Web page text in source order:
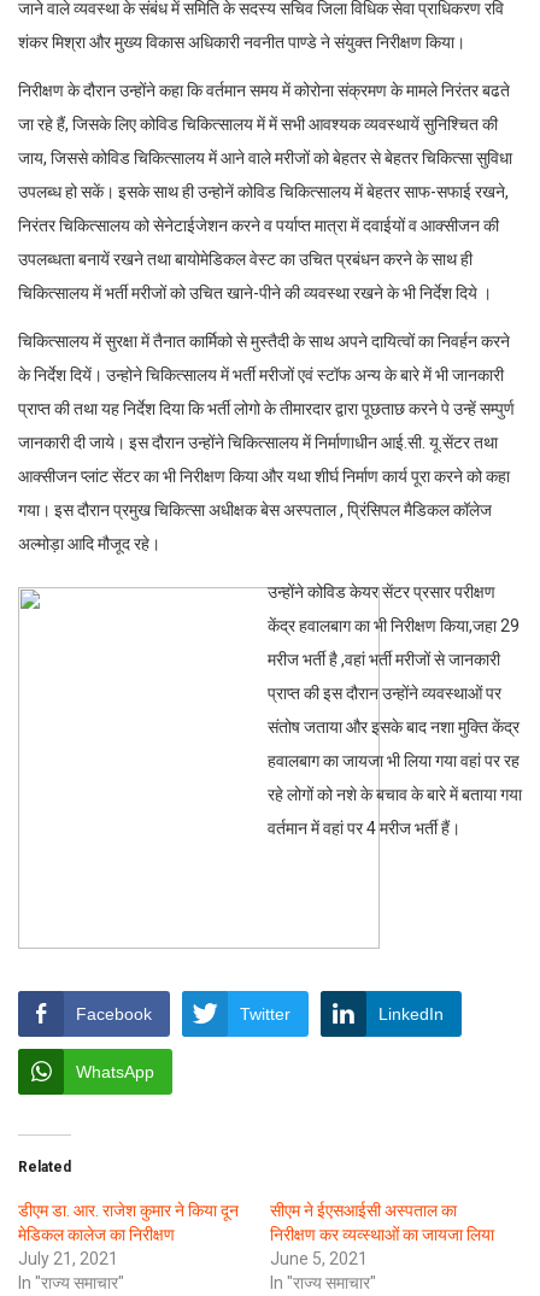
जाने वाले व्यवस्था के संबंध में समिति के सदस्य सचिव जिला विधिक सेवा प्राधिकरण रवि
शंकर मिश्रा और मुख्य विकास अधिकारी नवनीत पाण्डे ने संयुक्त निरीक्षण किया।
निरीक्षण के दौरान उन्होंने कहा कि वर्तमान समय में कोरोना संक्रमण के मामले निरंतर बढते
जा रहे हैं, जिसके लिए कोविड चिकित्सालय में में सभी आवश्यक व्यवस्थायें सुनिश्चित की
जाय, जिससे कोविड चिकित्सालय में आने वाले मरीजों को बेहतर से बेहतर चिकित्सा सुविधा
उपलब्ध हो सकें। इसके साथ ही उन्होनें कोविड चिकित्सालय में बेहतर साफ-सफाई रखने,
निरंतर चिकित्सालय को सेनेटाईजेशन करने व पर्याप्त मात्रा में दवाईयों व आक्सीजन की
उपलब्धता बनायें रखने तथा बायोमेडिकल वेस्ट का उचित प्रबंधन करने के साथ ही
चिकित्सालय में भर्ती मरीजों को उचित खाने-पीने की व्यवस्था रखने के भी निर्देश दिये ।
चिकित्सालय में सुरक्षा में तैनात कार्मिको से मुस्तैदी के साथ अपने दायित्वों का निवर्हन करने
के निर्देश दियें। उन्होने चिकित्सालय में भर्ती मरीजों एवं स्टॉफ अन्य के बारे में भी जानकारी
प्राप्त की तथा यह निर्देश दिया कि भर्ती लोगो के तीमारदार द्वारा पूछताछ करने पे उन्हें सम्पुर्ण
जानकारी दी जाये। इस दौरान उन्होंने चिकित्सालय में निर्माणाधीन आई.सी. यू.सेंटर तथा
आक्सीजन प्लांट सेंटर का भी निरीक्षण किया और यथा शीर्घ निर्माण कार्य पूरा करने को कहा
गया। इस दौरान प्रमुख चिकित्सा अधीक्षक बेस अस्पताल , प्रिंसिपल मैडिकल कॉलेज
अल्मोड़ा आदि मौजूद रहे।
उन्होंने कोविड केयर सेंटर प्रसार परीक्षण
केंद्र हवालबाग का भी निरीक्षण किया,जहा 29
मरीज भर्ती है ,वहां भर्ती मरीजों से जानकारी
प्राप्त की इस दौरान उन्होंने व्यवस्थाओं पर
संतोष जताया और इसके बाद नशा मुक्ति केंद्र
हवालबाग का जायजा भी लिया गया वहां पर रह
रहे लोगों को नशे के बचाव के बारे में बताया गया
वर्तमान में वहां पर 4 मरीज भर्ती हैं।
Facebook Twitter LinkedIn
WhatsApp
Related
डीएम डा. आर. राजेश कुमार ने किया दून
मेडिकल कालेज का निरीक्षण
July 21, 2021
In "राज्य समाचार"
सीएम ने ईएसआईसी अस्पताल का
निरीक्षण कर व्यव्स्थाओं का जायजा लिया
June 5, 2021
In "राज्य समाचार"